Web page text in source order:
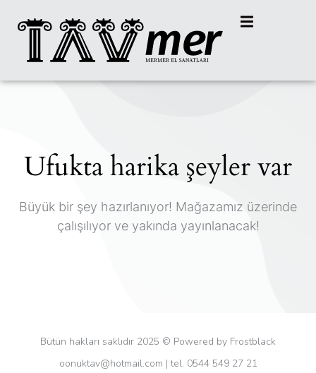
Ufukta harika şeyler var
Büyük bir şey hazırlanıyor! Mağazamız üzerinde
çalışılıyor ve yakında yayınlanacak!
Bütün hakları saklıdır 2025 © Powered by Frostblack
oonuktav@hotmail.com | tel. 0544 549 27 21